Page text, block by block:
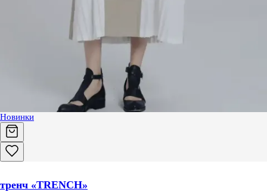
Новинки
тренч «TRENCH»